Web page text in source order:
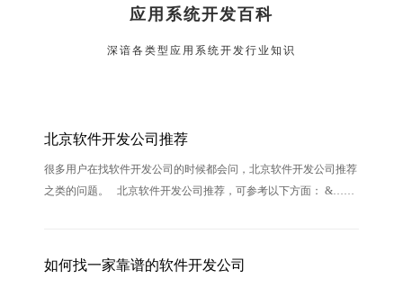
应用系统开发百科
深谙各类型应用系统开发行业知识
北京软件开发公司推荐
很多用户在找软件开发公司的时候都会问，北京软件开发公司推荐
之类的问题。 北京软件开发公司推荐，可参考以下方面： &……
如何找一家靠谱的软件开发公司